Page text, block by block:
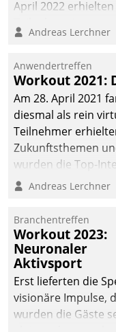
April 2022 erhielten
Teilnehmer
Cloud-Strategien
Lösungen mit
Zukunftspotenzial.
Andreas Lerchner
Anwendertreffen
Workout 2021:
Am 28. April 2021
diesmal als rein
Teilnehmer
Zukunftsthemen
wurden die Top-
Andreas Lerchner
Branchentreffen
Workout 2023:
Neuronaler
Aktivsport
Erst lieferten die
visionäre Impulse,
wurden die Gäste